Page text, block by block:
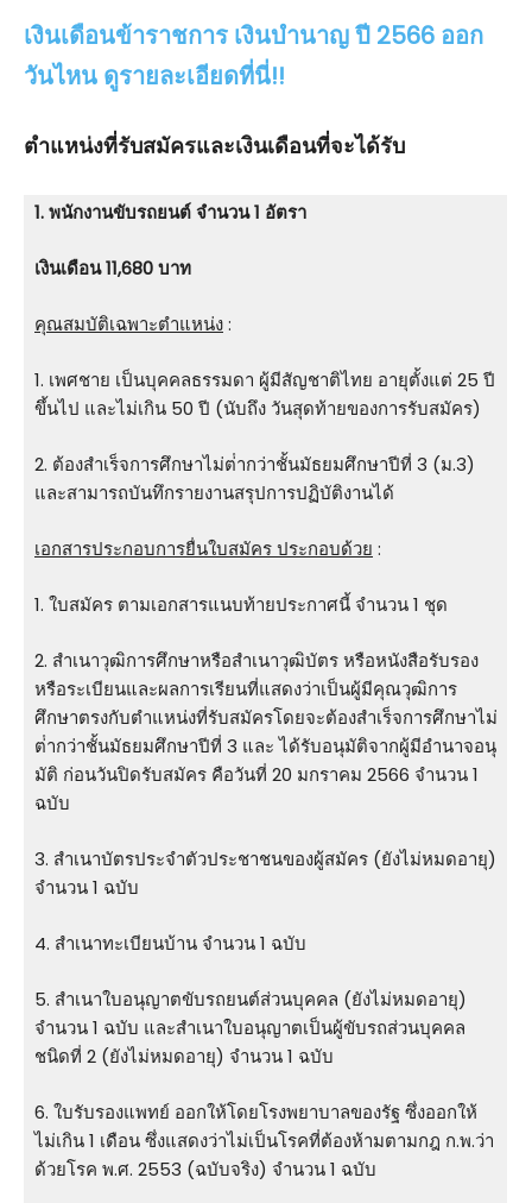
เงินเดือนข้าราชการ เงินบำนาญ ปี 2566 ออก
วันไหน ดูรายละเอียดที่นี่!!
ตำแหน่งที่รับสมัครและเงินเดือนที่จะได้รับ
1. พนักงานขับรถยนต์ จำนวน 1 อัตรา
เงินเดือน 11,680 บาท
คุณสมบัติเฉพาะตำแหน่ง:
1. เพศชาย เป็นบุคคลธรรมดา ผู้มีสัญชาติไทย อายุตั้งแต่ 25 ปี
ขึ้นไป และไม่เกิน 50 ปี (นับถึง วันสุดท้ายของการรับสมัคร)
2. ต้องสําเร็จการศึกษาไม่ต่ํากว่าชั้นมัธยมศึกษาปีที่ 3 (ม.3)
และสามารถบันทึกรายงานสรุปการปฏิบัติงานได้
เอกสารประกอบการยื่นใบสมัคร ประกอบด้วย :
1. ใบสมัคร ตามเอกสารแนบท้ายประกาศนี้ จำนวน 1 ชุด
2. สําเนาวุฒิการศึกษาหรือสําเนาวุฒิบัตร หรือหนังสือรับรอง
หรือระเบียนและผลการเรียนที่แสดงว่าเป็นผู้มีคุณวุฒิการ
ศึกษาตรงกับตําแหน่งที่รับสมัครโดยจะต้องสําเร็จการศึกษาไม่
ต่ํากว่าชั้นมัธยมศึกษาปีที่ 3 และ ได้รับอนุมัติจากผู้มีอํานาจอนุ
มัติ ก่อนวันปิดรับสมัคร คือวันที่ 20 มกราคม 2566 จำนวน 1
ฉบับ
3. สําเนาบัตรประจําตัวประชาชนของผู้สมัคร (ยังไม่หมดอายุ)
จำนวน 1 ฉบับ
4. สําเนาทะเบียนบ้าน จำนวน 1 ฉบับ
5. สําเนาใบอนุญาตขับรถยนต์ส่วนบุคคล (ยังไม่หมดอายุ)
จำนวน 1 ฉบับ และสําเนาใบอนุญาตเป็นผู้ขับรถส่วนบุคคล
ชนิดที่ 2 (ยังไม่หมดอายุ) จำนวน 1 ฉบับ
6. ใบรับรองแพทย์ ออกให้โดยโรงพยาบาลของรัฐ ซึ่งออกให้
ไม่เกิน 1 เดือน ซึ่งแสดงว่าไม่เป็นโรคที่ต้องห้ามตามกฎ ก.พ.ว่า
ด้วยโรค พ.ศ. 2553 (ฉบับจริง) จำนวน 1 ฉบับ